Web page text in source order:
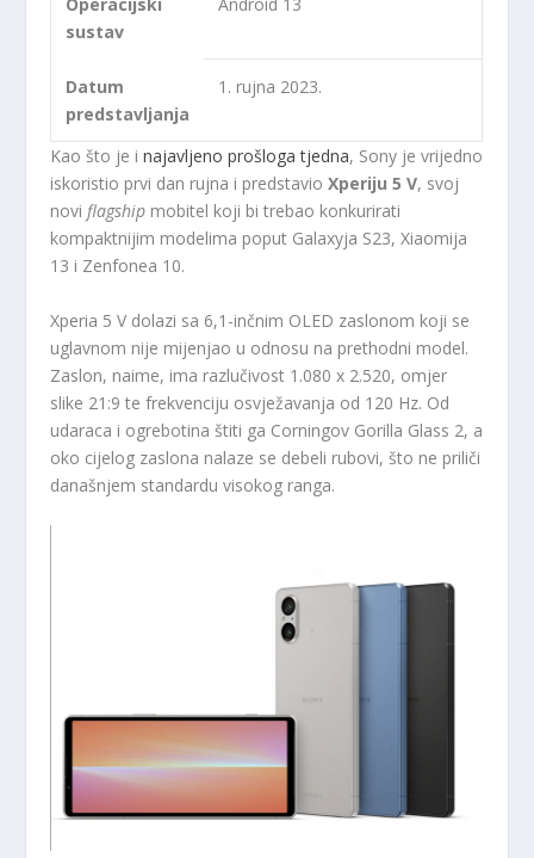
Operacijski
sustav
Android 13
Datum
predstavljanja
1. rujna 2023.
Kao što je i najavljeno prošloga tjedna, Sony je vrijedno
iskoristio prvi dan rujna i predstavioXperiju 5 V, svoj
noviflagship mobitel koji bi trebao konkurirati
kompaktnijim modelima poput Galaxyja S23, Xiaomija
13 i Zenfonea 10.
Xperia 5 V dolazi sa 6,1-inčnim OLED zaslonom koji se
uglavnom nije mijenjao u odnosu na prethodni model.
Zaslon, naime, ima razlučivost 1.080 x 2.520, omjer
slike 21:9 te frekvenciju osvježavanja od 120 Hz. Od
udaraca i ogrebotina štiti ga Corningov Gorilla Glass 2, a
oko cijelog zaslona nalaze se debeli rubovi, što ne priliči
današnjem standardu visokog ranga.